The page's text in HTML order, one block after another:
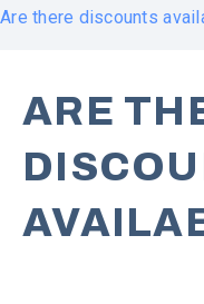
Are there discounts
ARE